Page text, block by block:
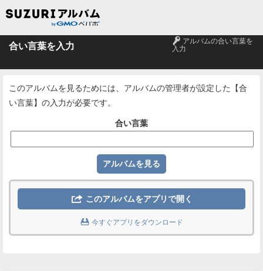
合い言葉を入力 🔑 アルバムの合い言葉を
入力
このアルバムを見るためには、アルバムの管理者が設定した【合
い言葉】の入力が必要です。
合い言葉
 このアルバムをアプリで開く
 今すぐアプリをダウンロード